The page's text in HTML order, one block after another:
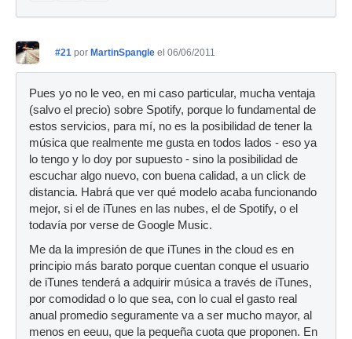
#21 por MartinSpangle el 06/06/2011
Pues yo no le veo, en mi caso particular, mucha ventaja
(salvo el precio) sobre Spotify, porque lo fundamental de
estos servicios, para mí, no es la posibilidad de tener la
música que realmente me gusta en todos lados - eso ya
lo tengo y lo doy por supuesto - sino la posibilidad de
escuchar algo nuevo, con buena calidad, a un click de
distancia. Habrá que ver qué modelo acaba funcionando
mejor, si el de iTunes en las nubes, el de Spotify, o el
todavía por verse de Google Music.
Me da la impresión de que iTunes in the cloud es en
principio más barato porque cuentan conque el usuario
de iTunes tenderá a adquirir música a través de iTunes,
por comodidad o lo que sea, con lo cual el gasto real
anual promedio seguramente va a ser mucho mayor, al
menos en eeuu, que la pequeña cuota que proponen. En